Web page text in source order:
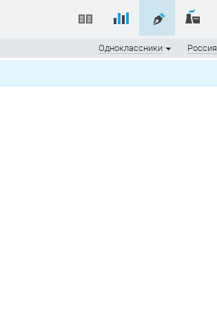
Россия
Одноклассники